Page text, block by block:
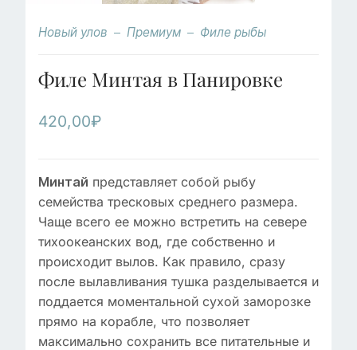
Новый улов Премиум Филе рыбы
Филе Минтая в Панировке
420,00₽
Минтай представляет собой рыбу
семейства тресковых среднего размера.
Чаще всего ее можно встретить на севере
тихоокеанских вод, где собственно и
происходит вылов. Как правило, сразу
после вылавливания тушка разделывается и
поддается моментальной сухой заморозке
прямо на корабле, что позволяет
максимально сохранить все питательные и